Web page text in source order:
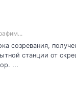
созревания,
станции от
...